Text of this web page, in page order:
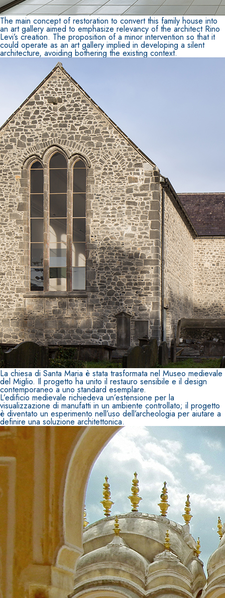
The main concept of restoration to convert this family house into
an art gallery aimed to emphasize relevancy of the architect Rino
Levi’s creation. The proposition of a minor intervention so that it
could operate as an art gallery implied in developing a silent
architecture, avoiding bothering the existing context.
La chiesa di Santa Maria è stata trasformata nel Museo medievale
del Miglio. Il progetto ha unito il restauro sensibile e il design
contemporaneo a uno standard esemplare.
L’edificio medievale richiedeva un’estensione per la
visualizzazione di manufatti in un ambiente controllato; il progetto
è diventato un esperimento nell’uso dell’archeologia per aiutare a
definire una soluzione architettonica.
Sistema ISOLAMENTO TERMICO FASSATHERM®
A 96 RESPHIRA
Collante-rasante alleggerito, fibrato, con calce
naturale NHL 3,5 e speciali inerti alleggeriti